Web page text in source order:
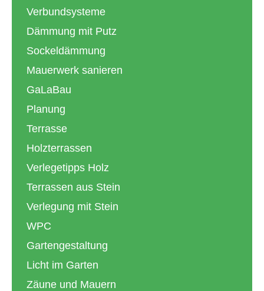
Verbundsysteme
Dämmung mit Putz
Sockeldämmung
Mauerwerk sanieren
GaLaBau
Planung
Terrasse
Holzterrassen
Verlegetipps Holz
Terrassen aus Stein
Verlegung mit Stein
WPC
Gartengestaltung
Licht im Garten
Zäune und Mauern